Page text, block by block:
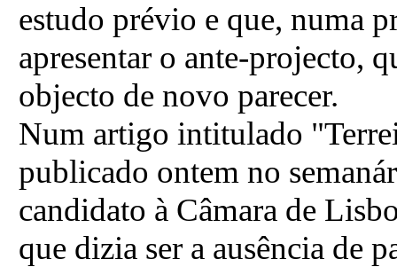
estudo prévio e que, numa
apresentar o ante-projecto,
objecto de novo parecer.
Num artigo intitulado
publicado ontem no
candidato à Câmara de
que dizia ser a ausência de